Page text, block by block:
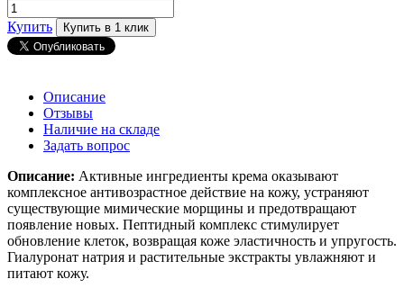
Купить Купить в 1 клик
Описание
Отзывы
Наличие на складе
Задать вопрос
Описание: Активные ингредиенты крема оказывают
комплексное антивозрастное действие на кожу, устраняют
существующие мимические морщины и предотвращают
появление новых. Пептидный комплекс стимулирует
обновление клеток, возвращая коже эластичность и упругость.
Гиалуронат натрия и растительные экстракты увлажняют и
питают кожу.